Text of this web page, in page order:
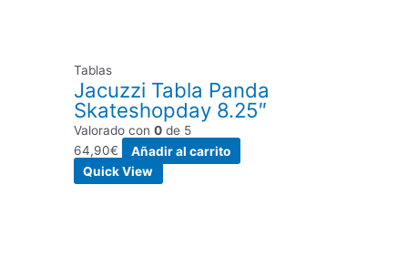
Tablas
Jacuzzi Tabla Panda
Skateshopday 8.25″
Valorado con0 de 5
64,90€
Añadir al carrito
Quick View